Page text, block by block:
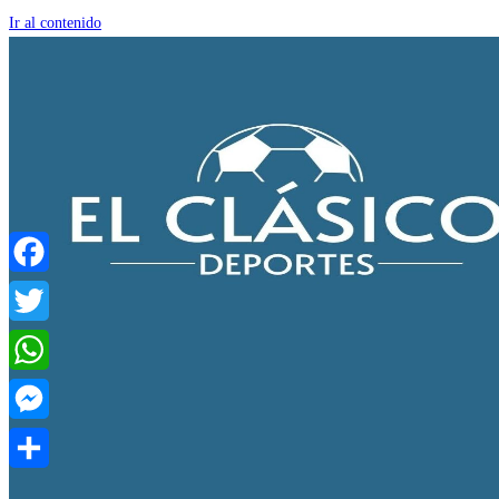
Ir al contenido
Facebook
Twitter
WhatsApp
Messenger